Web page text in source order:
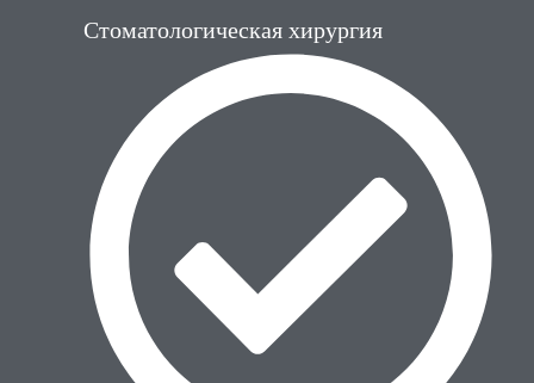
Стоматологическая хирургия